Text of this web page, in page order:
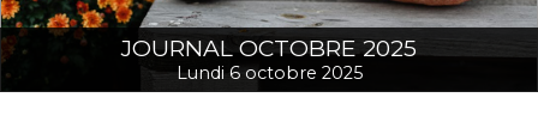
JOURNAL OCTOBRE 2025
Lundi 6 octobre 2025